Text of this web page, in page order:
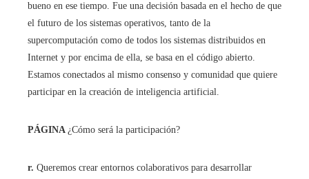
bueno en ese tiempo. Fue una decisión basada en el hecho de que
el futuro de los sistemas operativos, tanto de la
supercomputación como de todos los sistemas distribuidos en
Internet y por encima de ella, se basa en el código abierto.
Estamos conectados al mismo consenso y comunidad que quiere
participar en la creación de inteligencia artificial.
PÁGINA ¿Cómo será la participación?
r. Queremos crear entornos colaborativos para desarrollar